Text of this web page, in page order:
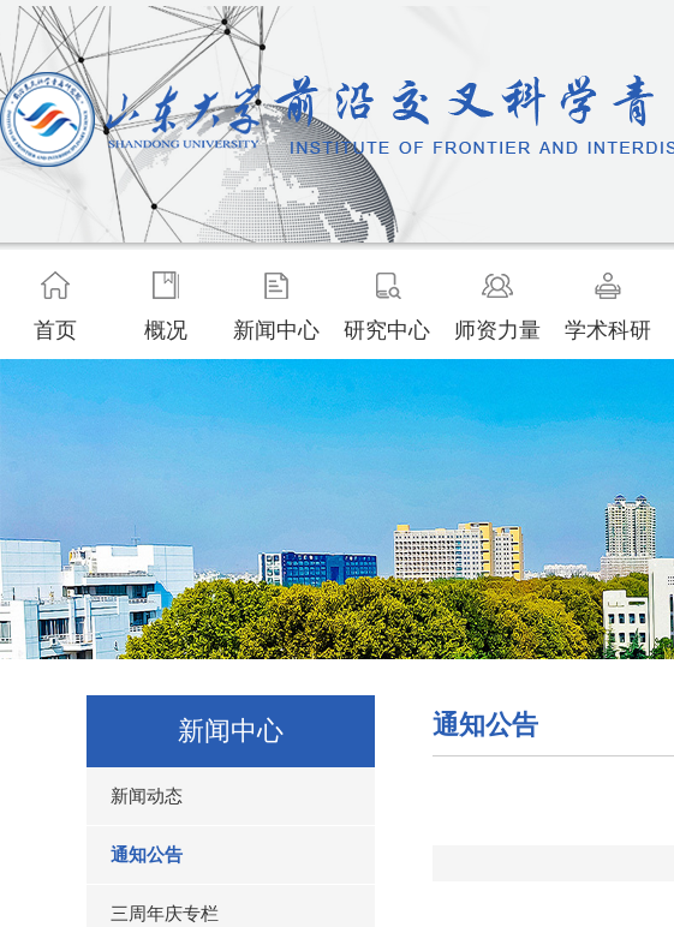
首页 概况 新闻中心 研究中心 师资力量 学术科研
新闻中心
新闻动态
通知公告
三周年庆专栏
通知公告